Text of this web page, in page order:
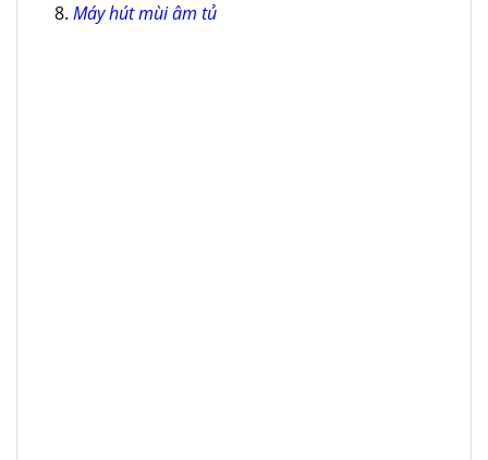
Máy hút mùi âm tủ